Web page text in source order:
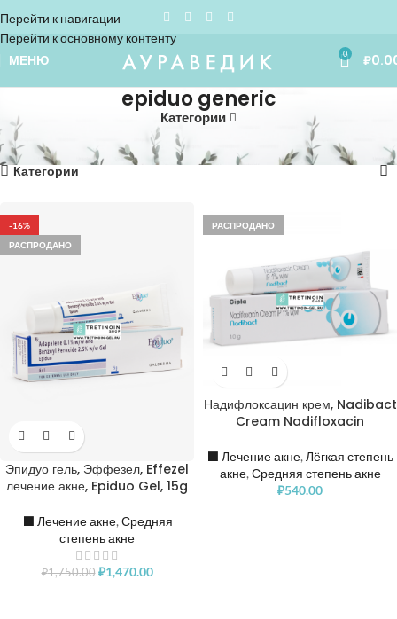
Перейти к навигации
Перейти к основному контенту
МЕНЮ 0 ₽
epiduo generic
Категории
Home Показаны все (3)
Категории
-16%
РАСПРОДАНО
Эпидуо гель, Эффезел, Effezel
лечение акне, Epiduo Gel, 15g
⬛️ Лечение акне, Средняя
степень акне
₽1,750.00 ₽1,470.00
РАСПРОДАНО
Надифлоксацин крем, Nadibact
Cream Nadifloxacin
⬛️ Лечение акне, Лёгкая степень
акне, Средняя степень акне
₽540.00